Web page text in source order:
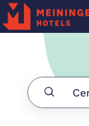
Salta al